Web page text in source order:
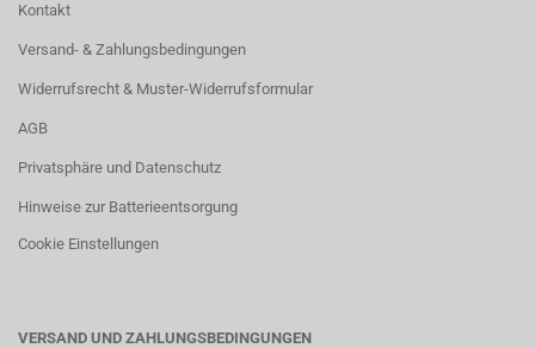
Kontakt
Versand- & Zahlungsbedingungen
Widerrufsrecht & Muster-Widerrufsformular
AGB
Privatsphäre und Datenschutz
Hinweise zur Batterieentsorgung
Cookie Einstellungen
VERSAND UND ZAHLUNGSBEDINGUNGEN